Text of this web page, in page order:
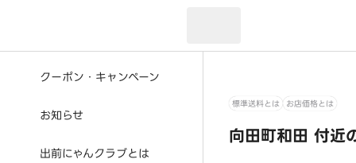
クーポン・キャンペーン
お知らせ
出前にゃんクラブとは
標準送料とは お店価格とは
向田町和田 付近